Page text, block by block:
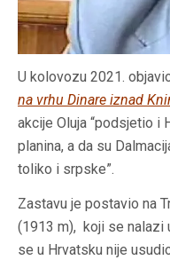
U kolovozu 2021.
na vrhu Dinare iznad
akcije Oluja “podsjetio i
planina, a da su
toliko i srpske”.
Zastavu je postavio na
(1913 m), koji se nalazi
se u Hrvatsku nije